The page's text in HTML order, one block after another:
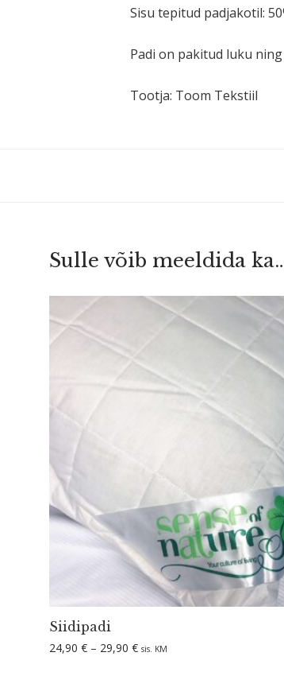
Sisu tepitud padja­kotil:
Padi on pakitud luku
Tootja: Toom Tekstiil
Sulle võib meeldida
Siidipadi
24,90 € – 29,90 €Hinnavahemik: 24,90 € kuni
sis. KM